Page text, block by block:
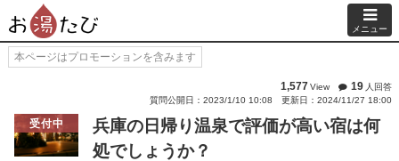
メニュー
本ページはプロモーションを含みます
1,577View 19 人回答
質問公開日：2023/1/10 10:08
更新日：2024/11/27 18:00
受付中
兵庫の日帰り温泉で評価が高い宿は何
処でしょうか？